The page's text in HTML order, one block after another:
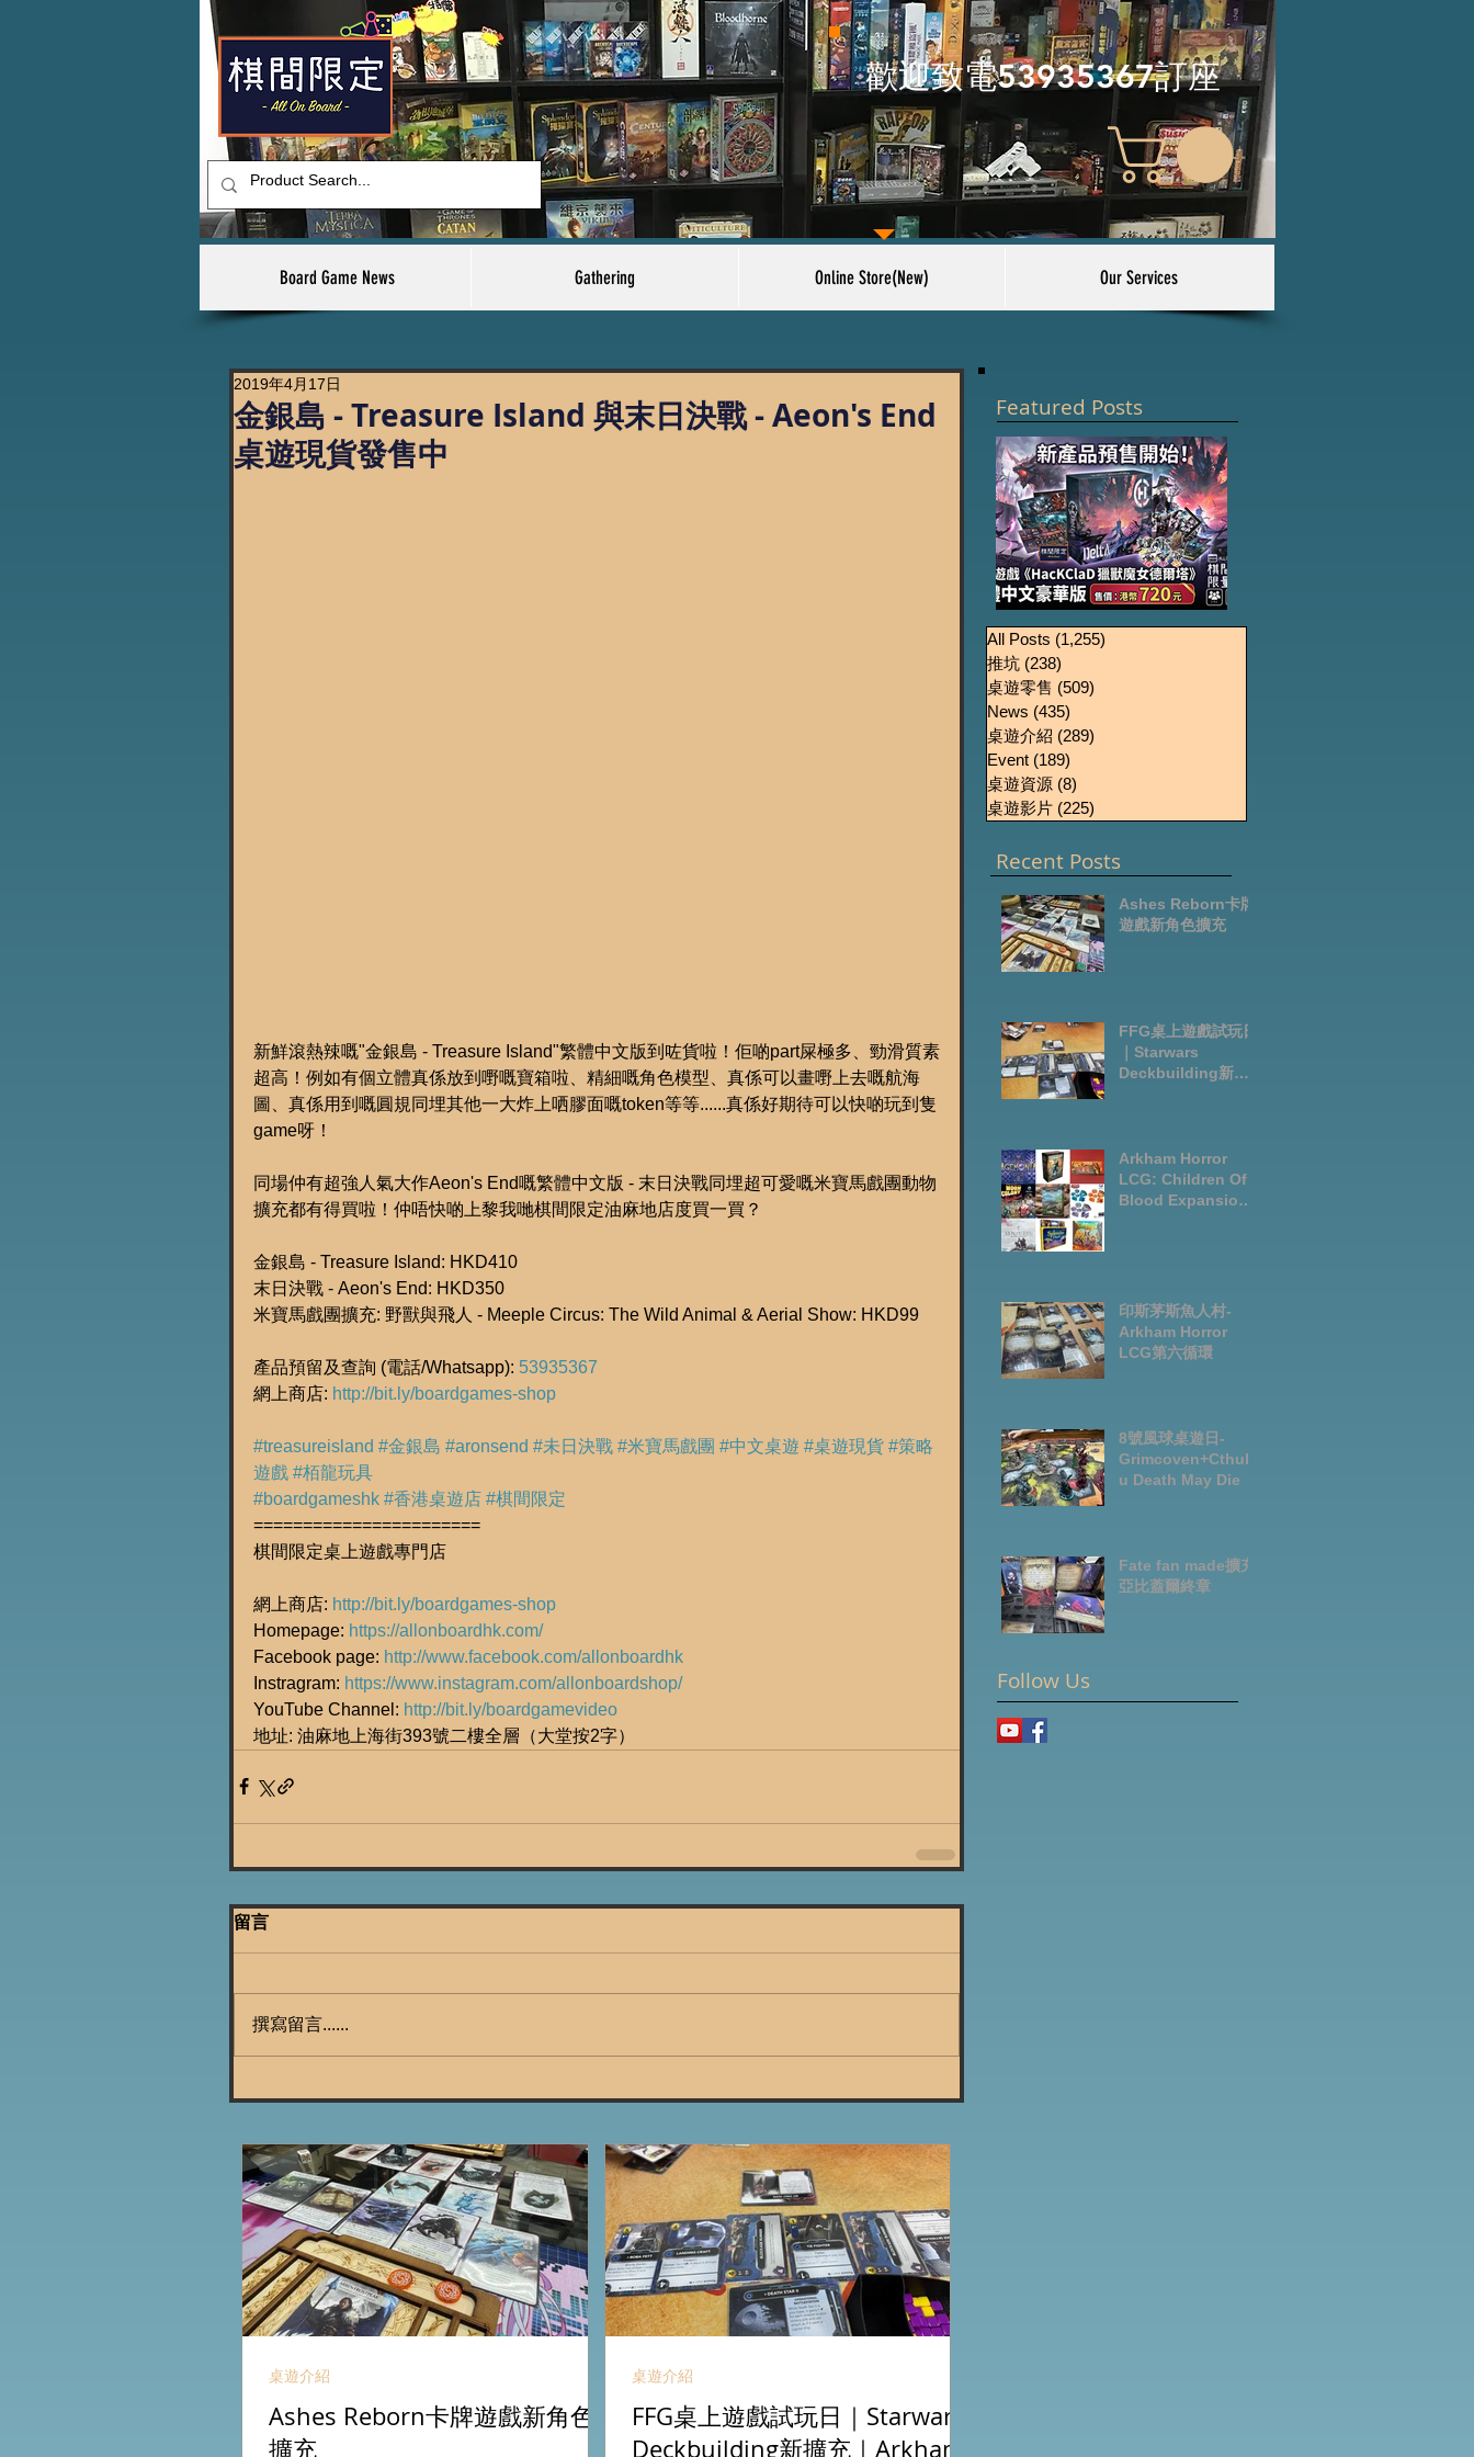
​歡迎致電53935367訂座
Board Game News Gathering Online Store(New) Our Services
金銀島 - Treasure Island 與末日決戰 - Aeon's End
桌遊現貨發售中
2019年4月17日
新鮮滾熱辣嘅"金銀島 - Treasure Island"繁體中文版到咗貨啦！佢啲part屎極多、勁滑質素
超高！例如有個立體真係放到嘢嘅寶箱啦、精細嘅角色模型、真係可以畫嘢上去嘅航海
圖、真係用到嘅圓規同埋其他一大炸上哂膠面嘅token等等......真係好期待可以快啲玩到隻
game呀！
同場仲有超強人氣大作Aeon's End嘅繁體中文版 - 末日決戰同埋超可愛嘅米寶馬戲團動物
擴充都有得買啦！仲唔快啲上黎我哋棋間限定油麻地店度買一買？
金銀島 - Treasure Island: HKD410
末日決戰 - Aeon's End: HKD350
米寶馬戲團擴充: 野獸與飛人 - Meeple Circus: The Wild Animal & Aerial Show: HKD99
產品預留及查詢 (電話/Whatsapp): 53935367
網上商店: http://bit.ly/boardgames-shop
#treasureisland #金銀島 #aronsend #未日決戰 #米寶馬戲團 #中文桌遊 #桌遊現貨 #策略
遊戲 #栢龍玩具
#boardgameshk #香港桌遊店 #棋間限定
=======================
棋間限定桌上遊戲專門店
網上商店: http://bit.ly/boardgames-shop
Homepage: https://allonboardhk.com/
Facebook page: http://www.facebook.com/allonboardhk
Instragram: https://www.instagram.com/allonboardshop/
YouTube Channel: http://bit.ly/boardgamevideo
地址: 油麻地上海街393號二樓全層（大堂按2字）
留言
撰寫留言......
Featured Posts
《HacKClaD獵獸魔女
德爾塔》繁體中文豪
華版開放預售
All Posts (1,255)
推坑 (238)
桌遊零售 (509)
News (435)
桌遊介紹 (289)
Event (189)
桌遊資源 (8)
桌遊影片 (225)
Recent Posts
Ashes Reborn卡牌
遊戲新角色擴充
FFG桌上遊戲試玩日
｜Starwars
Deckbuilding新擴
deck
Arkham Horror
LCG: Children Of
Blood Expansion
印斯茅斯魚人村-
Arkham Horror
LCG第六循環
8號風球桌遊日-
Grimcoven+Cthulh
u Death May Die
Fate fan made擴充-
亞比蓋爾終章
Follow Us
Ashes Reborn卡牌遊戲新角色
擴充
桌遊介紹
FFG桌上遊戲試玩日｜Starwars
Deckbuilding新擴充｜Arkham
桌遊介紹